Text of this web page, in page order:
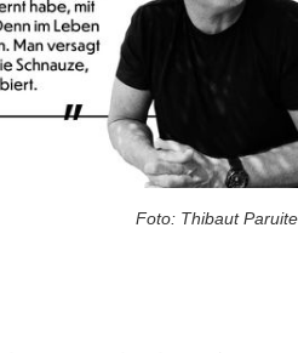
Foto: Thibaut Paruite